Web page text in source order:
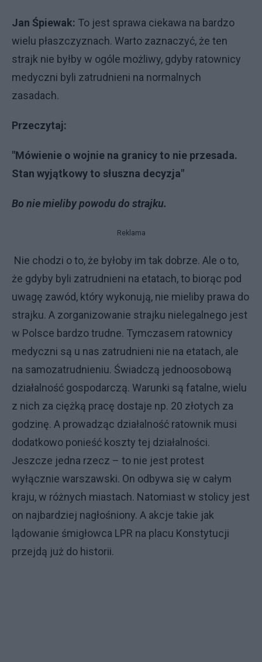
Jan Śpiewak: To jest sprawa ciekawa na bardzo
wielu płaszczyznach. Warto zaznaczyć, że ten
strajk nie byłby w ogóle możliwy, gdyby ratownicy
medyczni byli zatrudnieni na normalnych
zasadach.
Przeczytaj:
"Mówienie o wojnie na granicy to nie przesada.
Stan wyjątkowy to słuszna decyzja"
Bo nie mieliby powodu do strajku.
Reklama
Nie chodzi o to, że byłoby im tak dobrze. Ale o to,
że gdyby byli zatrudnieni na etatach, to biorąc pod
uwagę zawód, który wykonują, nie mieliby prawa do
strajku. A zorganizowanie strajku nielegalnego jest
w Polsce bardzo trudne. Tymczasem ratownicy
medyczni są u nas zatrudnieni nie na etatach, ale
na samozatrudnieniu. Świadczą jednoosobową
działalność gospodarczą. Warunki są fatalne, wielu
z nich za ciężką pracę dostaje np. 20 złotych za
godzinę. A prowadząc działalność ratownik musi
dodatkowo ponieść koszty tej działalności.
Jeszcze jedna rzecz – to nie jest protest
wyłącznie warszawski. On odbywa się w całym
kraju, w różnych miastach. Natomiast w stolicy jest
on najbardziej nagłośniony. A akcje takie jak
lądowanie śmigłowca LPR na placu Konstytucji
przejdą już do historii.